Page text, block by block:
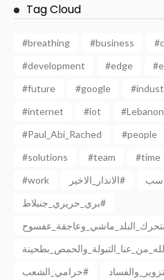
Tag Cloud
#breathing #business
#development
#edge
#future
#google
#internet
#iot #Lebanon
#Paul_Abi_Rached
#people
#solutions
#team #time
#work
الانذار_الاخير#
بري_حريري_جنبلاط#
حرامي_الشعب#